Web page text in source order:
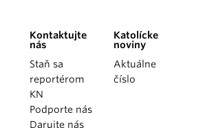
Kontaktujte
nás
Staň sa
reportérom
KN
Podporte nás
Darujte nás
Katolícke
noviny
Aktuálne
číslo